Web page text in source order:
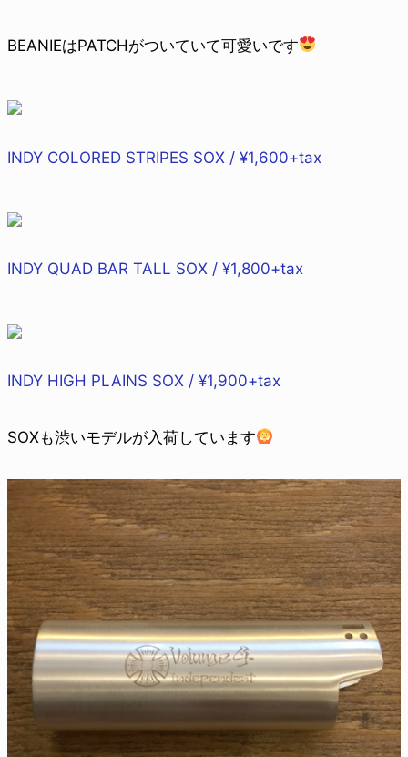
BEANIEはPATCHがついていて可愛いです
INDY COLORED STRIPES SOX / ¥1,600+tax
INDY QUAD BAR TALL SOX / ¥1,800+tax
INDY HIGH PLAINS SOX / ¥1,900+tax
SOXも渋いモデルが入荷しています